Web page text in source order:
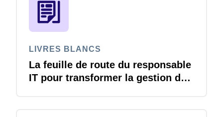
LIVRES BLANCS
La feuille de route du responsable
IT pour transformer la gestion des